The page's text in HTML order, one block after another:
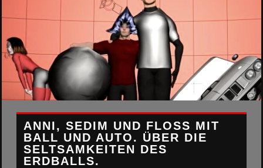
ANNI, SEDIM UND FLOSS MIT
BALL UND AUTO. ÜBER DIE
SELTSAMKEITEN DES
ERDBALLS.